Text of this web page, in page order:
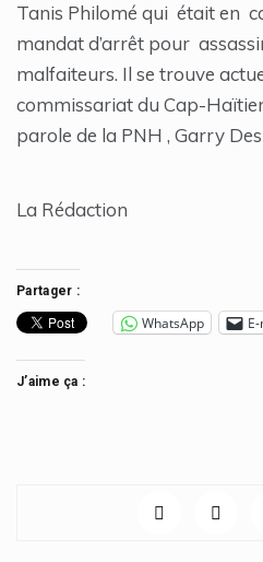
Tanis Philomé qui était en
mandat d’arrêt pour
malfaiteurs. Il se trouve
commissariat du Cap-
parole de la PNH , Garry
La Rédaction
Partager :
WhatsApp
J’aime ça :